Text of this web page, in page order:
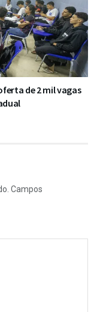
de 2 mil vagas
Campos